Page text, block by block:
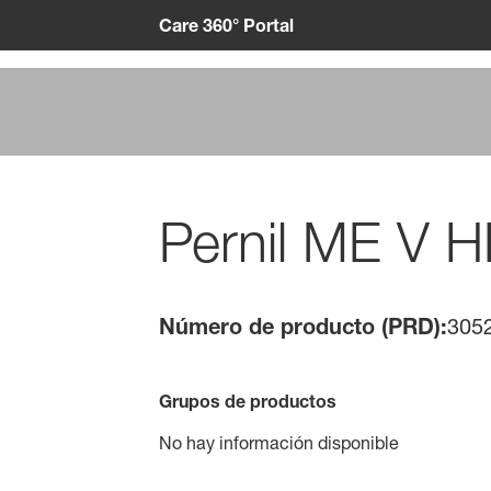
Care 360° Portal
Pernil ME V
Número de producto (PRD):
Grupos de productos
No hay información disponible